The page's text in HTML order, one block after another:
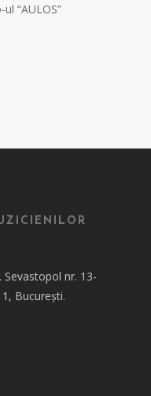
“AULOS”
nr. 13-
București.